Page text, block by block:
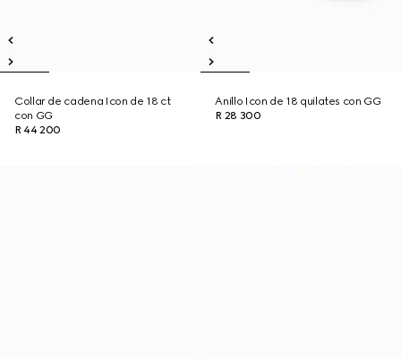
Collar de cadena Icon de 18 ct
con GG
R 44 200
Anillo Icon de 18 quilates con GG
R 28 300